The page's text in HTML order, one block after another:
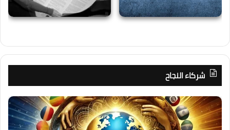
شركاء النجاح